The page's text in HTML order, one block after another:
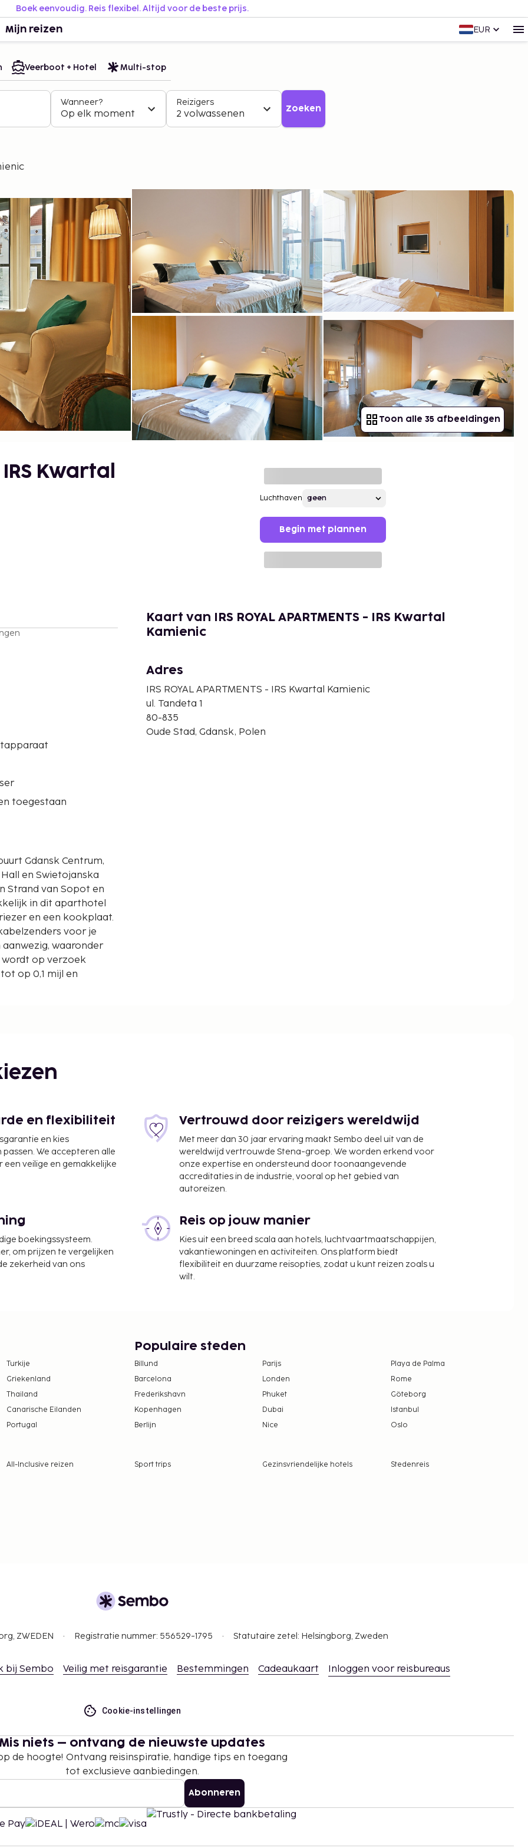
Boek eenvoudig. Reis flexibel. Altijd voor de beste prijs.
Mijn reizen EUR
Veerboot + Hotel Multi-stop
Wanneer?
Op elk moment
Reizigers
2 volwassenen Zoeken
Toon alle 35 afbeeldingen
IRS Kwartal
Luchthaven
Begin met plannen
toegestaan
Gdansk Centrum,
en Swietojanska
in dit aparthotel
en een kookplaat.
voor je
waaronder
wordt op verzoek
op 0,1 mijl en
Gdańsk-
een wasserij
van een
ontbijt, dat
worden betaald. De
persoon, per nacht.
aan ons heeft
voor volwassenen en
Kaart van IRS ROYAL APARTMENTS - IRS Kwartal
Kamienic
Adres
IRS ROYAL APARTMENTS - IRS Kwartal Kamienic
ul. Tandeta 1
80-835
Oude Stad, Gdansk, Polen
en flexibiliteit
en kies
We accepteren alle
veilige en gemakkelijke
Vertrouwd door reizigers wereldwijd
Met meer dan 30 jaar ervaring maakt Sembo deel uit van de
wereldwijd vertrouwde Stena-groep. We worden erkend voor
onze expertise en ondersteund door toonaangevende
accreditaties in de industrie, vooral op het gebied van
autoreizen.
boekingssysteem.
om prijzen te vergelijken
zekerheid van ons
Reis op jouw manier
Kies uit een breed scala aan hotels, luchtvaartmaatschappijen,
vakantiewoningen en activiteiten. Ons platform biedt
flexibiliteit en duurzame reisopties, zodat u kunt reizen zoals u
wilt.
Turkije
Griekenland
Thailand
Canarische Eilanden
Portugal
Populaire steden
Billund Parijs
Playa de Palma
Barcelona
Londen
Rome
Frederikshavn
Phuket
Göteborg
Kopenhagen
Dubai
Istanbul
Berlijn
Nice Oslo
All-Inclusive reizen Sport trips Gezinsvriendelijke hotels
Stedenreis
ZWEDEN Registratie nummer: 556529-1795 Statutaire zetel: Helsingborg, Zweden
bij Sembo Veilig met reisgarantie Bestemmingen Cadeaukaart Inloggen voor reisbureaus
Cookie-instellingen
niets – ontvang de nieuwste updates
de hoogte! Ontvang reisinspiratie, handige tips en toegang
tot exclusieve aanbiedingen.
Abonneren